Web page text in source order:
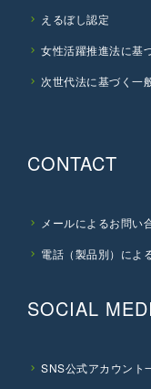
えるぼし認定
女性活躍推進法に基
次世代法に基づく一
CONTACT
メールによるお問い
電話（製品別）によ
SOCIAL
SNS公式アカウント